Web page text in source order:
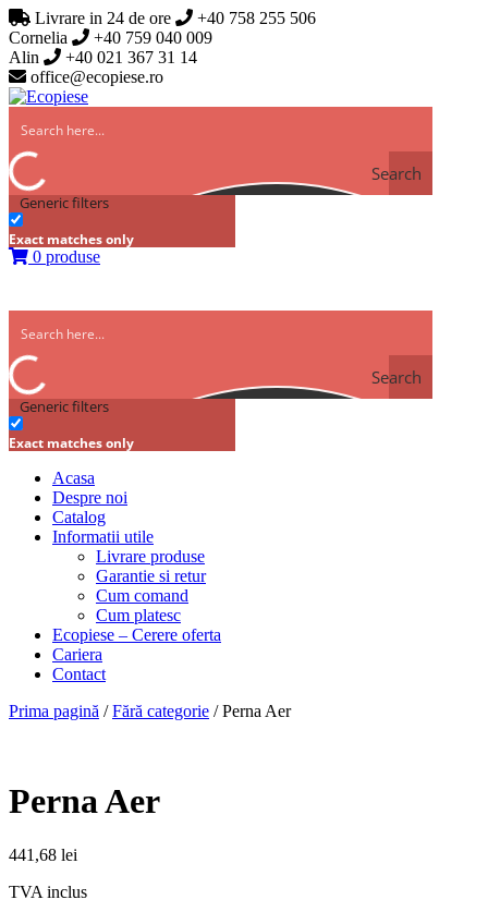
Livrare in 24 de ore
+40 758 255 506
Cornelia
+40 759 040 009
Alin
+40 021 367 31 14
office@ecopiese.ro
Search
Generic filters
Exact matches only
0 produse
Search
Generic filters
Exact matches only
Acasa
Despre noi
Catalog
Informatii utile
Livrare produse
Garantie si retur
Cum comand
Cum platesc
Ecopiese – Cerere oferta
Cariera
Contact
Prima pagină /Fără categorie / Perna Aer
Perna Aer
441,68 lei
TVA inclus